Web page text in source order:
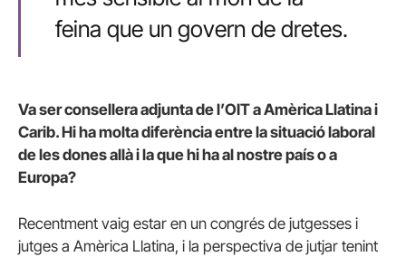
feina que un govern de dretes.
Va ser consellera adjunta de l’OIT a Amèrica Llatina i
Carib. Hi ha molta diferència entre la situació laboral
de les dones allà i la que hi ha al nostre país o a
Europa?
Recentment vaig estar en un congrés de jutgesses i
jutges a Amèrica Llatina, i la perspectiva de jutjar tenint